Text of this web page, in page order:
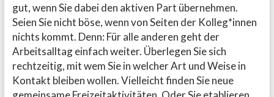
gut, wenn Sie dabei den aktiven Part übernehmen.
Seien Sie nicht böse, wenn von Seiten der Kolleg*innen
nichts kommt. Denn: Für alle anderen geht der
Arbeitsalltag einfach weiter. Überlegen Sie sich
rechtzeitig, mit wem Sie in welcher Art und Weise in
Kontakt bleiben wollen. Vielleicht finden Sie neue